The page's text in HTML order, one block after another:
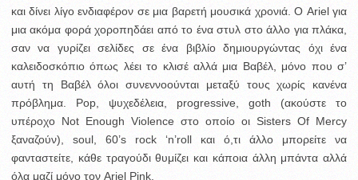
και δίνει λίγο ενδιαφέρον σε μια βαρετή μουσικά χρονιά. Ο Ariel για
μια ακόμα φορά χοροπηδάει από το ένα στυλ στο άλλο για πλάκα,
σαν να γυρίζει σελίδες σε ένα βιβλίο δημιουργώντας όχι ένα
καλειδοσκόπιο όπως λέει το κλισέ αλλά μια Βαβέλ, μόνο που σ’
αυτή τη Βαβέλ όλοι συνεννοούνται μεταξύ τους χωρίς κανένα
πρόβλημα. Pop, ψυχεδέλεια, progressive, goth (ακούστε το
υπέροχο Not Enough Violence στο οποίο οι Sisters Of Mercy
ξαναζούν), soul, 60’s rock ‘n’roll και ό,τι άλλο μπορείτε να
φανταστείτε, κάθε τραγούδι θυμίζει και κάποια άλλη μπάντα αλλά
όλα μαζί μόνο τον Ariel Pink.